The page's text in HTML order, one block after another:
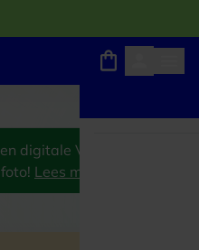
digitale VVV
Lees meer